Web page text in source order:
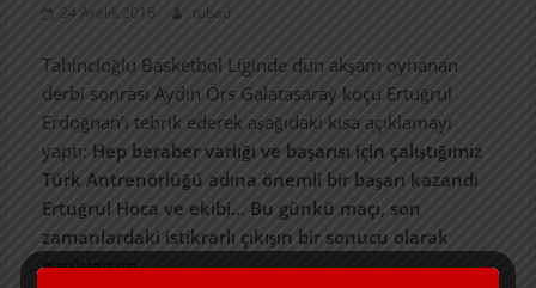
24 Aralık 2018 tubad
Tahincioğlu Basketbol Liginde dün akşam oynanan
derbi sonrası Aydın Örs Galatasaray koçu Ertuğrul
Erdoğnan’ı tebrik ederek aşağıdaki kısa açıklamayı
yaptı: Hep beraber varlığı ve başarısı için çalıştığımız
Türk Antrenörlüğü adına önemli bir başarı kazandı
Ertuğrul Hoca ve ekibi… Bu günkü maçı, son
zamanlardaki istikrarlı çıkışın bir sonucu olarak
görüyorum.